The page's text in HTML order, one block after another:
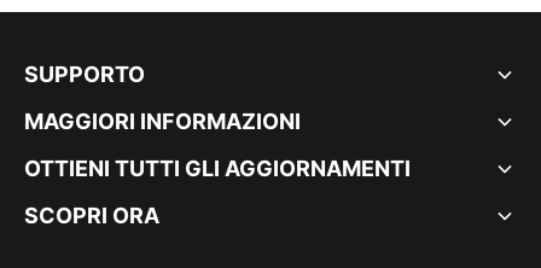
SUPPORTO
MAGGIORI INFORMAZIONI
OTTIENI TUTTI GLI AGGIORNAMENTI
SCOPRI ORA